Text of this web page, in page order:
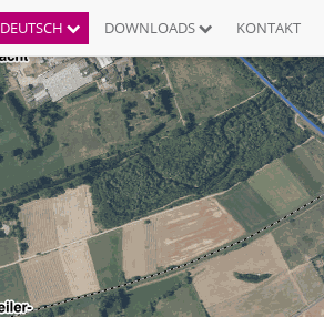
DEUTSCH DOWNLOADS KONTAKT